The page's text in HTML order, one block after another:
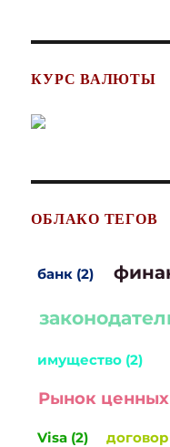
КУРС ВАЛЮТЫ
ОБЛАКО ТЕГОВ
банк (2)
имущество (2)
Рынок ценных
Visa (2) договор